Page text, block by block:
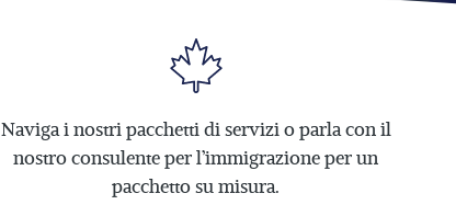
Naviga i nostri pacchetti di servizi o parla con il
nostro consulente per l’immigrazione per un
pacchetto su misura.